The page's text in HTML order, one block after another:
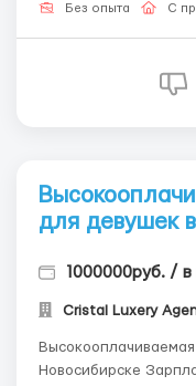
приглашаем на
Без опыта С
для девушек
1000000руб. /
Cristal Luxery
Новосибирске Зарплата от 1 000 000 рублей в месяц